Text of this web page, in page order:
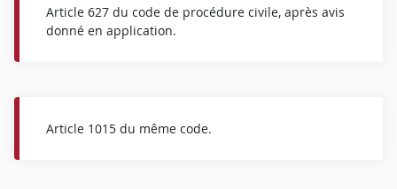
Article 627 du code de procédure civile, après avis
donné en application.
Article 1015 du même code.